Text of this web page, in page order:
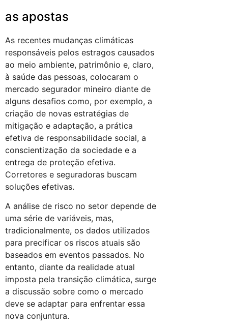
as apostas
As recentes mudanças climáticas
responsáveis pelos estragos causados
ao meio ambiente, patrimônio e, claro,
à saúde das pessoas, colocaram o
mercado segurador mineiro diante de
alguns desafios como, por exemplo, a
criação de novas estratégias de
mitigação e adaptação, a prática
efetiva de responsabilidade social, a
conscientização da sociedade e a
entrega de proteção efetiva.
Corretores e seguradoras buscam
soluções efetivas.
A análise de risco no setor depende de
uma série de variáveis, mas,
tradicionalmente, os dados utilizados
para precificar os riscos atuais são
baseados em eventos passados. No
entanto, diante da realidade atual
imposta pela transição climática, surge
a discussão sobre como o mercado
deve se adaptar para enfrentar essa
nova conjuntura.